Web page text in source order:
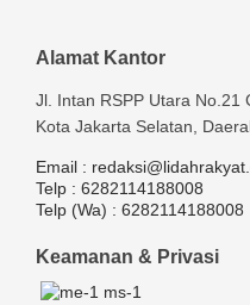
Alamat Kantor
Jl. Intan RSPP Utara No.21
Kota Jakarta Selatan,
Email :
Telp : 6282114188008
Telp (Wa) : 6282114188008
Keamanan & Privasi